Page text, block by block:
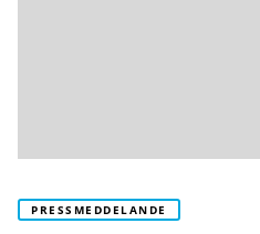
PRESSMEDDELANDE